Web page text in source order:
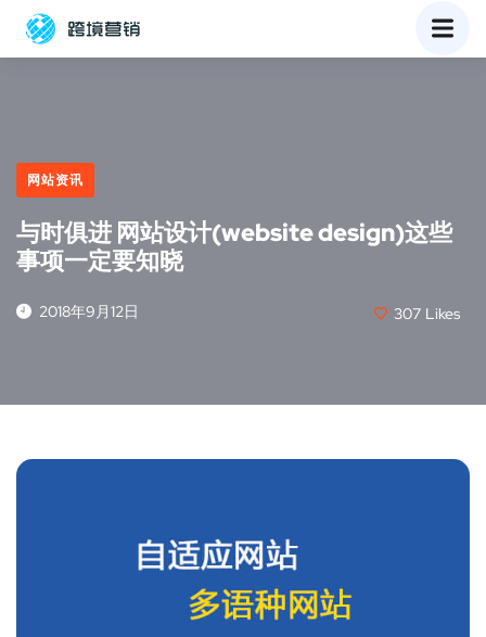
网站资讯
与时俱进 网站设计(website design)这些
事项一定要知晓
2018年9月12日 307 Likes